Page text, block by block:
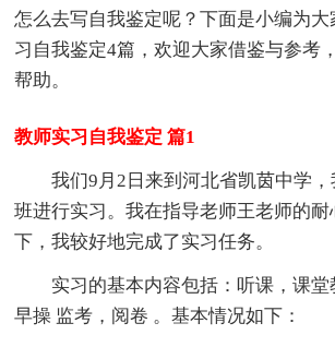
怎么去写自我鉴定呢？下面是小编为
习自我鉴定4篇，欢迎大家借鉴与参考
帮助。
教师实习自我鉴定 篇1
我们9月2日来到河北省凯茵中学
班进行实习。我在指导老师王老师的耐
下，我较好地完成了实习任务。
实习的基本内容包括：听课，课堂
早操 监考，阅卷 。基本情况如下：